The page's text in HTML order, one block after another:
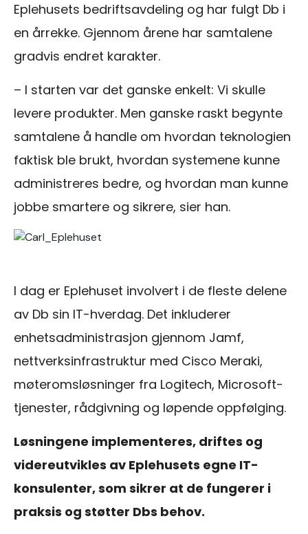
Eplehusets bedriftsavdeling og har fulgt Db i
en årrekke. Gjennom årene har samtalene
gradvis endret karakter.
– I starten var det ganske enkelt: Vi skulle
levere produkter. Men ganske raskt begynte
samtalene å handle om hvordan teknologien
faktisk ble brukt, hvordan systemene kunne
administreres bedre, og hvordan man kunne
jobbe smartere og sikrere, sier han.
I dag er Eplehuset involvert i de fleste delene
av Db sin IT-hverdag. Det inkluderer
enhetsadministrasjon gjennom Jamf,
nettverksinfrastruktur med Cisco Meraki,
møteromsløsninger fra Logitech, Microsoft-
tjenester, rådgivning og løpende oppfølging.
Løsningene implementeres, driftes og
videreutvikles av Eplehusets egne IT-
konsulenter, som sikrer at de fungerer i
praksis og støtter Dbs behov.